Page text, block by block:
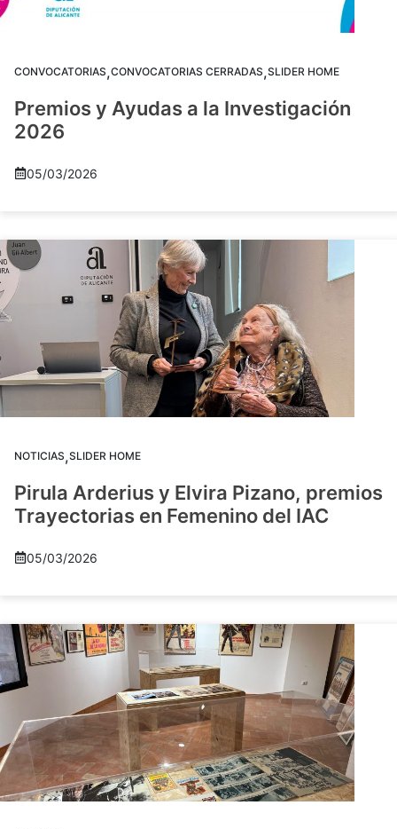
CONVOCATORIAS,CONVOCATORIAS CERRADAS,SLIDER HOME
Premios y Ayudas a la Investigación
2026
05/03/2026
NOTICIAS,SLIDER HOME
Pirula Arderius y Elvira Pizano, premios
Trayectorias en Femenino del IAC
05/03/2026